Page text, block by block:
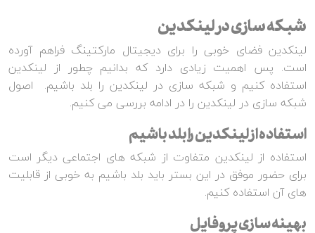
شبکه سازی در لینکدین
لینکدین فضای خوبی را برای دیجیتال مارکتینگ فراهم آورده
است. پس اهمیت زیادی دارد که بدانیم چطور از لینکدین
استفاده کنیم و شبکه سازی در لینکدین را بلد باشیم. اصول
شبکه سازی در لینکدین را در ادامه بررسی می کنیم.
استفاده از لینکدین را بلد باشیم
استفاده از لینکدین متفاوت از شبکه های اجتماعی دیگر است
برای حضور موفق در این بستر باید بلد باشیم به خوبی از قابلیت
های آن استفاده کنیم.
بهینه سازی پروفایل